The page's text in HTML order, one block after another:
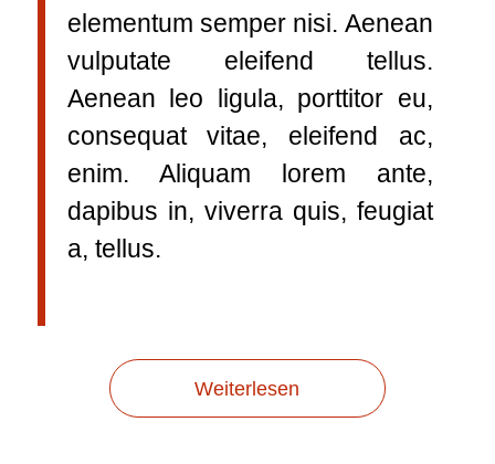
elementum semper nisi. Aenean
vulputate eleifend tellus.
Aenean leo ligula, porttitor eu,
consequat vitae, eleifend ac,
enim. Aliquam lorem ante,
dapibus in, viverra quis, feugiat
a, tellus.
Weiterlesen